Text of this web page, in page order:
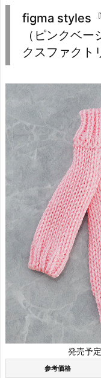
figma styles
（ピンクベ
クスファクト
発売予
参考価格